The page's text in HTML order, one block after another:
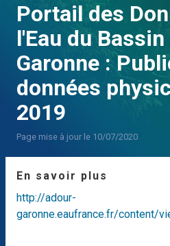
Portail des
l'Eau du
Garonne :
données
2019
Page mise à jour le 10/07/2020
En savoir plus
http://adour-
garonne.eaufrance.fr/content/